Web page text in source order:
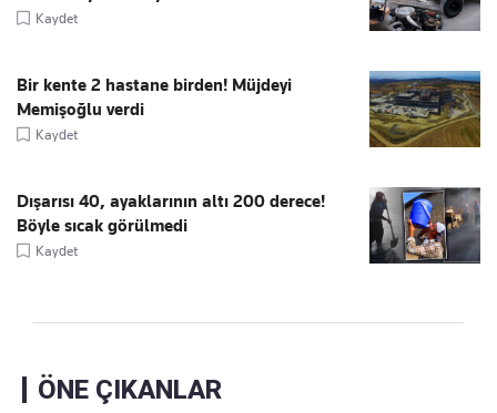
Kaydet
Bir kente 2 hastane birden! Müjdeyi
Memişoğlu verdi
Kaydet
Dışarısı 40, ayaklarının altı 200 derece!
Böyle sıcak görülmedi
Kaydet
ÖNE ÇIKANLAR